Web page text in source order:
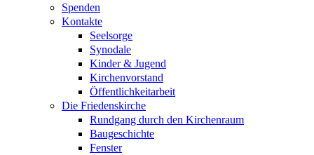
Spenden
Kontakte
Seelsorge
Synodale
Kinder & Jugend
Kirchenvorstand
Öffentlichkeitarbeit
Die Friedenskirche
Rundgang durch den Kirchenraum
Baugeschichte
Fenster